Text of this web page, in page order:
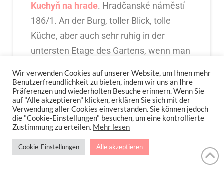
Kuchyň na hrade. Hradčanské náměstí
186/1. An der Burg, toller Blick, tolle
Küche, aber auch sehr ruhig in der
untersten Etage des Gartens, wenn man
Kantýna. Politických vězňů 1511/5.
Metzgerei und Lokal in einem. Laut
meiner Tochter das beste Tatar der
Stadt. Und das will was heißen, weil
Tatar einfach ein Nationalgericht ist. Nur
Wir verwenden Cookies auf unserer Website, um Ihnen mehr
Benutzerfreundlichkeit zu bieten, indem wir uns an Ihre
Präferenzen und wiederholten Besuche erinnern. Wenn Sie
auf "Alle akzeptieren" klicken, erklären Sie sich mit der
Verwendung aller Cookies einverstanden. Sie können jedoch
die "Cookie-Einstellungen" besuchen, um eine kontrollierte
Zustimmung zu erteilen. Mehr lesen
Cookie-Einstellungen Alle akzeptieren